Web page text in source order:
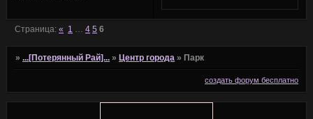
Страница:« 1 4 5 6
»...[Потерянный Рай]... » Центр города » Парк
создать форум бесплатно